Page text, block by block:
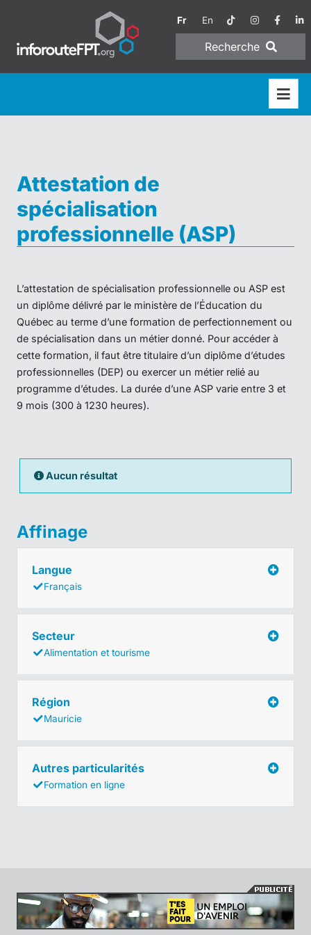
Fr En
Recherche
Attestation de
spécialisation
professionnelle (ASP)
L’attestation de spécialisation professionnelle ou ASP est
un diplôme délivré par le ministère de l’Éducation du
Québec au terme d’une formation de perfectionnement ou
de spécialisation dans un métier donné. Pour accéder à
cette formation, il faut être titulaire d’un diplôme d’études
professionnelles (DEP) ou exercer un métier relié au
programme d’études. La durée d’une ASP varie entre 3 et
9 mois (300 à 1230 heures).
Aucun résultat
Affinage
Langue
Français
Secteur
Alimentation et tourisme
Région
Mauricie
Autres particularités
Formation en ligne